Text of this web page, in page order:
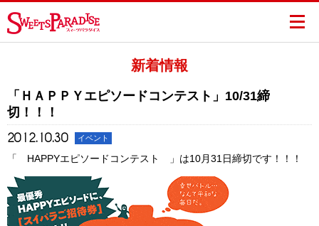
新着情報
「ＨＡＰＰＹエピソードコンテスト」10/31締
切！！！
2012.10.30 イベント
「 HAPPYエピソードコンテスト 」は10月31日締切です！！！